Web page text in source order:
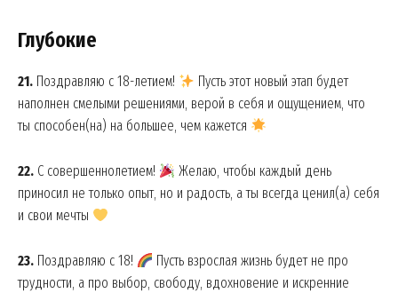
Глубокие
21. Поздравляю с 18-летием!
Пусть этот новый этап будет
наполнен смелыми решениями, верой в себя и ощущением, что
ты способен(на) на большее, чем кажется
22. С совершеннолетием!
Желаю, чтобы каждый день
приносил не только опыт, но и радость, а ты всегда ценил(а) себя
и свои мечты
23. Поздравляю с 18!
Пусть взрослая жизнь будет не про
трудности, а про выбор, свободу, вдохновение и искренние